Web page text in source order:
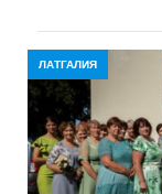
ЛАТГАЛИЯ